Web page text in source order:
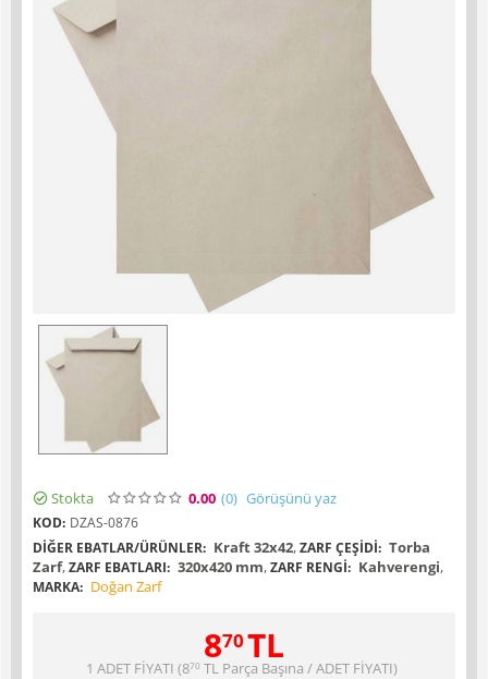
Stokta 0.00 (0) Görüşünü yaz
KOD: DZAS-0876
DIĞER EBATLAR/ÜRÜNLER: Kraft 32x42,ZARF ÇEŞIDI: Torba
Zarf,ZARF EBATLARI: 320x420 mm,ZARF RENGI: Kahverengi,
MARKA: Doğan Zarf
870TL
1 ADET FİYATI (870 TLParça Başına / ADET FİYATI)